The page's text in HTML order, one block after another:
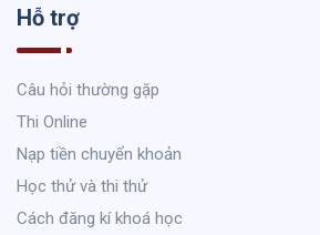
Hỗ trợ
Câu hỏi thường gặp
Thi Online
Nạp tiền chuyển khoản
Học thử và thi thử
Cách đăng kí khoá học